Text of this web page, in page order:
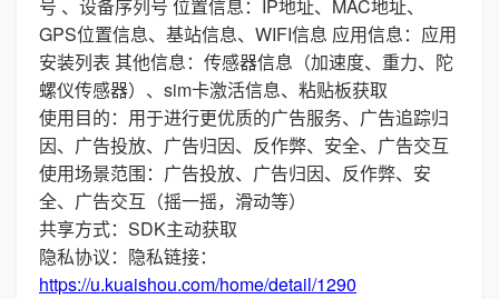
号 、设备序列号 位置信息：IP地址、MAC地址、
GPS位置信息、基站信息、WIFI信息 应用信息：应用
安装列表 其他信息：传感器信息（加速度、重力、陀
螺仪传感器）、sim卡激活信息、粘贴板获取
使用目的：用于进行更优质的广告服务、广告追踪归
因、广告投放、广告归因、反作弊、安全、广告交互
使用场景范围：广告投放、广告归因、反作弊、安
全、广告交互（摇一摇，滑动等）
共享方式：SDK主动获取
隐私协议：隐私链接：
https://u.kuaishou.com/home/detail/1290